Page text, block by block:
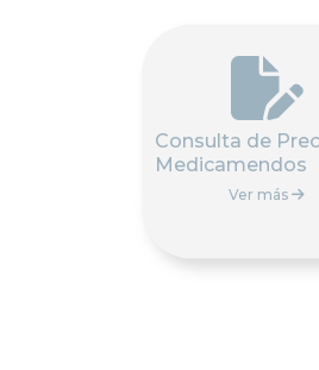

Consulta de
Medicamendos
Ver más 